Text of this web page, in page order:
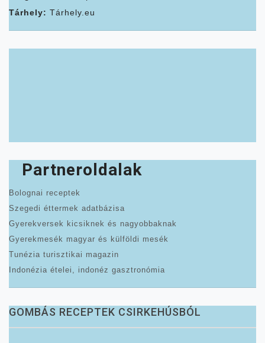
Tárhely: Tárhely.eu
Partneroldalak
Bolognai receptek
Szegedi éttermek adatbázisa
Gyerekversek kicsiknek és nagyobbaknak
Gyerekmesék magyar és külföldi mesék
Tunézia turisztikai magazin
Indonézia ételei, indonéz gasztronómia
GOMBÁS RECEPTEK CSIRKEHÚSBÓL